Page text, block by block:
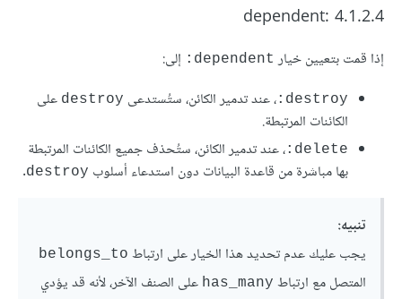
4.1.2.4 :dependent
إذا قمت بتعيين خيار dependent: إلى:
destroy: ، عند تدمير الكائن، ستُستدعى destroy على
الكائنات المرتبطة.
delete:
، عند تدمير الكائن، ستُحذف جميع الكائنات المرتبطة
بها مباشرة من قاعدة البيانات دون استدعاء أسلوب destroy
.
تنبيه:
يجب عليك عدم تحديد هذا الخيار على ارتباط belongs_to
المتصل مع ارتباط has_many على الصنف الآخر، لأنه قد يؤدي